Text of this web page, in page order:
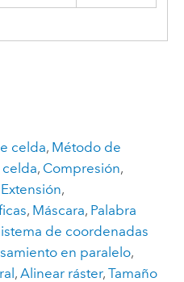
celda, Método de
, Compresión,
Extensión,
, Máscara, Palabra
de coordenadas
en paralelo,
, Alinear ráster, Tamaño